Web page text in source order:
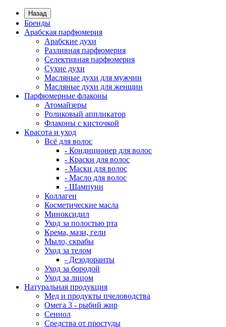
Назад
Бренды
Арабская парфюмерия
Арабские духи
Разливная парфюмерия
Селективная парфюмерия
Сухие духи
Масляные духи для мужчин
Масляные духи для женщин
Парфюмерные флаконы
Атомайзеры
Роликовый аппликатор
Флаконы с кисточкой
Красота и уход
Всё для волос
- Кондиционер для волос
- Краски для волос
- Маски для волос
- Масло для волос
- Шампуни
Коллаген
Косметические масла
Миноксидил
Уход за полостью рта
Крема, мази, гели
Мыло, скрабы
Уход за телом
- Дезодоранты
Уход за бородой
Уход за лицом
Натуральная продукция
Мед и продукты пчеловодства
Омега 3 - рыбий жир
Сеннол
Средства от простуды